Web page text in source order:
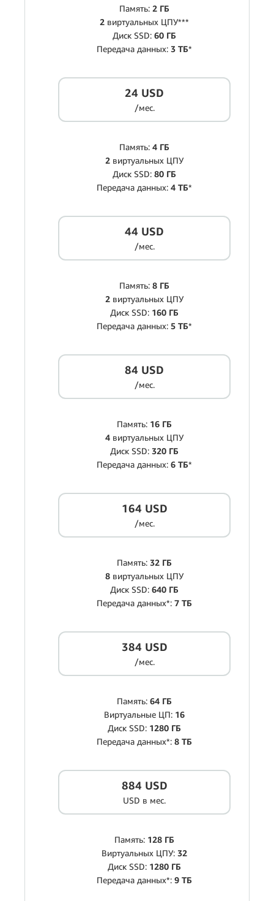
Память: 2 ГБ
2 виртуальных ЦПУ***
Диск SSD: 60 ГБ
Передача данных: 3 ТБ*
24 USD
/мес.
Память: 4 ГБ
2 виртуальных ЦПУ
Диск SSD: 80 ГБ
Передача данных: 4 ТБ*
44 USD
/мес.
Память: 8 ГБ
2 виртуальных ЦПУ
Диск SSD: 160 ГБ
Передача данных: 5 ТБ*
84 USD
/мес.
Память: 16 ГБ
4 виртуальных ЦПУ
Диск SSD: 320 ГБ
Передача данных: 6 ТБ*
164 USD
/мес.
Память: 32 ГБ
8 виртуальных ЦПУ
Диск SSD: 640 ГБ
Передача данных*: 7 ТБ
384 USD
/мес.
Память: 64 ГБ
Виртуальные ЦП: 16
Диск SSD: 1280 ГБ
Передача данных*: 8 ТБ
884 USD
USD в мес.
Память: 128 ГБ
Виртуальных ЦПУ: 32
Диск SSD: 1280 ГБ
Передача данных*: 9 ТБ